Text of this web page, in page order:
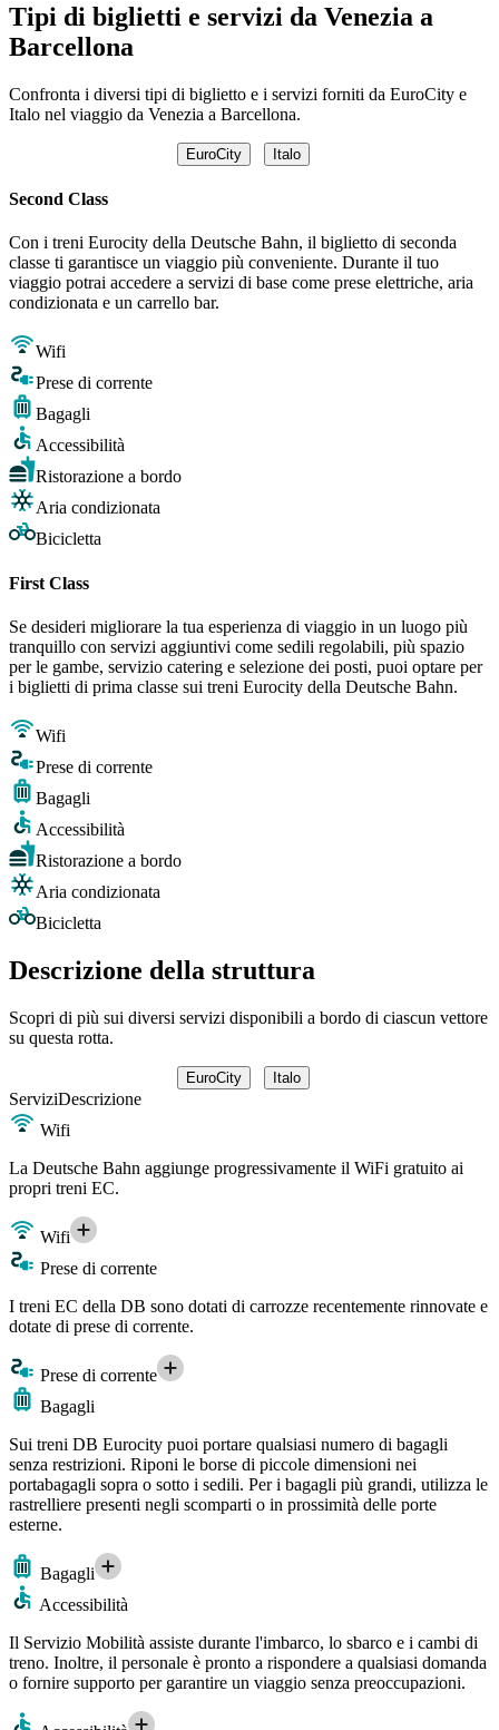
Tipi di biglietti e servizi da Venezia a
Barcellona
Confronta i diversi tipi di biglietto e i servizi forniti da EuroCity e
Italo nel viaggio da Venezia a Barcellona.
EuroCity Italo
Second Class
Con i treni Eurocity della Deutsche Bahn, il biglietto di seconda
classe ti garantisce un viaggio più conveniente. Durante il tuo
viaggio potrai accedere a servizi di base come prese elettriche, aria
condizionata e un carrello bar.
Wifi
Prese di corrente
Bagagli
Accessibilità
Ristorazione a bordo
Aria condizionata
Bicicletta
First Class
Se desideri migliorare la tua esperienza di viaggio in un luogo più
tranquillo con servizi aggiuntivi come sedili regolabili, più spazio
per le gambe, servizio catering e selezione dei posti, puoi optare per
i biglietti di prima classe sui treni Eurocity della Deutsche Bahn.
Wifi
Prese di corrente
Bagagli
Accessibilità
Ristorazione a bordo
Aria condizionata
Bicicletta
Descrizione della struttura
Scopri di più sui diversi servizi disponibili a bordo di ciascun vettore
su questa rotta.
EuroCity Italo
ServiziDescrizione
Wifi
La Deutsche Bahn aggiunge progressivamente il WiFi gratuito ai
propri treni EC.
Wifi
Prese di corrente
I treni EC della DB sono dotati di carrozze recentemente rinnovate e
dotate di prese di corrente.
Prese di corrente
Bagagli
Sui treni DB Eurocity puoi portare qualsiasi numero di bagagli
senza restrizioni. Riponi le borse di piccole dimensioni nei
portabagagli sopra o sotto i sedili. Per i bagagli più grandi, utilizza le
rastrelliere presenti negli scomparti o in prossimità delle porte
esterne.
Bagagli
Accessibilità
Il Servizio Mobilità assiste durante l'imbarco, lo sbarco e i cambi di
treno. Inoltre, il personale è pronto a rispondere a qualsiasi domanda
o fornire supporto per garantire un viaggio senza preoccupazioni.